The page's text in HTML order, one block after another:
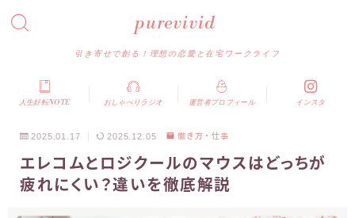
purevivid
引き寄せで創る！理想の恋愛と在宅ワークライフ
人生好転NOTE おしゃべりラジオ 運営者プロフィール インスタ
2025.01.17 2025.12.05 働き方・仕事
エレコムとロジクールのマウスはどっちが
疲れにくい？違いを徹底解説